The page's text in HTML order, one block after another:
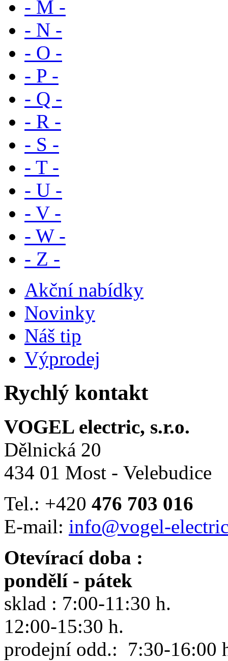
- M -
- N -
- O -
- P -
- Q -
- R -
- S -
- T -
- U -
- V -
- W -
- Z -
Akční nabídky
Novinky
Náš tip
Výprodej
Rychlý kontakt
VOGEL electric, s.r.o.
Dělnická 20
434 01 Most - Velebudice
Tel.: +420 476 703 016
E-mail: info@vogel-
Otevírací doba :
pondělí - pátek
sklad : 7:00-11:30 h.
12:00-15:30 h.
prodejní odd.: 7:30-16:00